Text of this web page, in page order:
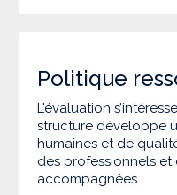
Politique
L’évaluation
structure développe
humaines et de
des professionnels et
accompagnées.